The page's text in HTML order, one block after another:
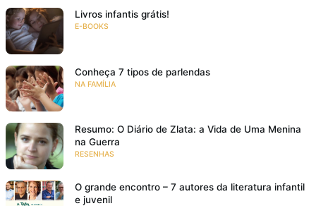
Livros infantis grátis!
E-BOOKS
Conheça 7 tipos de parlendas
NA FAMÍLIA
Resumo: O Diário de Zlata: a Vida de Uma Menina
na Guerra
RESENHAS
O grande encontro – 7 autores da literatura infantil
e juvenil